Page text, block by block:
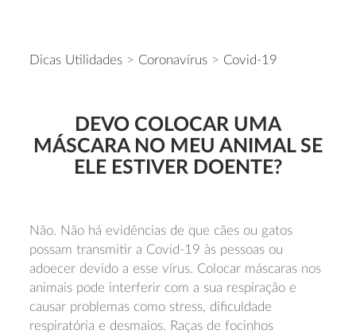
Dicas Utilidades > Coronavírus > Covid-19
DEVO COLOCAR UMA
MÁSCARA NO MEU ANIMAL SE
ELE ESTIVER DOENTE?
Não. Não há evidências de que cães ou gatos
possam transmitir a Covid-19 às pessoas ou
adoecer devido a esse vírus. Colocar máscaras nos
animais pode interferir com a sua respiração e
causar problemas como stress, dificuldade
respiratória e desmaios. Raças de focinhos